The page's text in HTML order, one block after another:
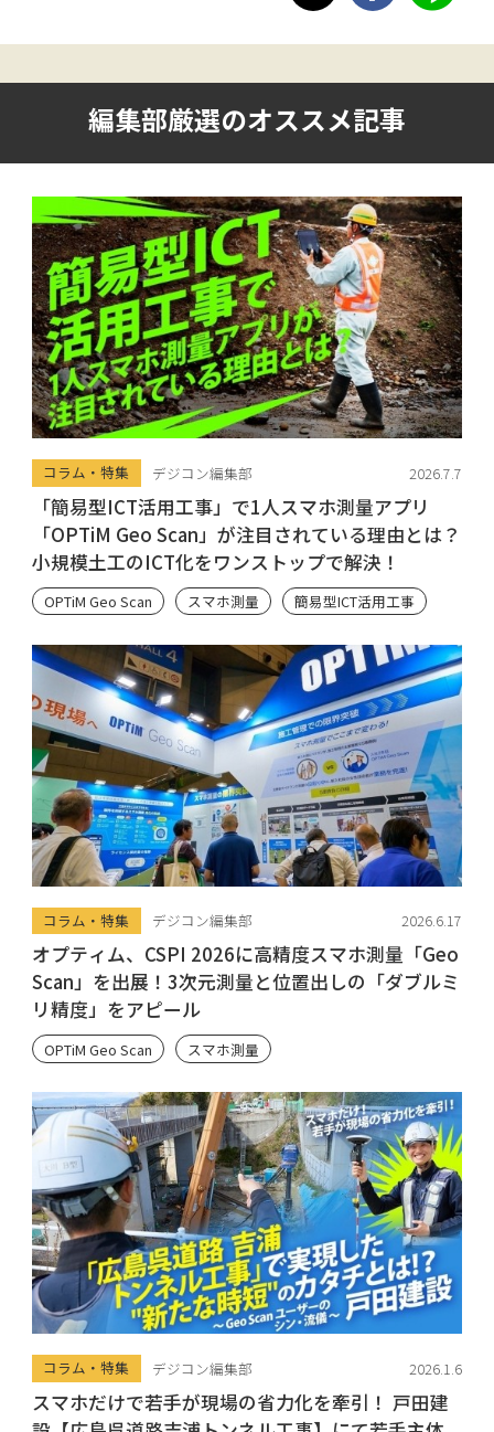
編集部厳選のオススメ記事
コラム・特集 デジコン編集部 2026.7.7
「簡易型ICT活用工事」で1人スマホ測量アプリ
「OPTiM Geo Scan」が注目されている理由とは？
小規模土工のICT化をワンストップで解決！
OPTiM Geo Scan スマホ測量 簡易型ICT活用工事
コラム・特集 デジコン編集部 2026.6.17
オプティム、CSPI 2026に高精度スマホ測量「Geo
Scan」を出展！3次元測量と位置出しの「ダブルミ
リ精度」をアピール
OPTiM Geo Scan スマホ測量
コラム・特集 デジコン編集部 2026.1.6
スマホだけで若手が現場の省力化を牽引！ 戸田建